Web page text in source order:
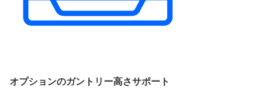
オプションのガントリー高さサポート